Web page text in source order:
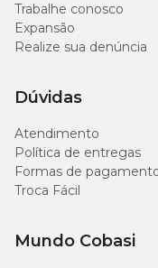
Esse produto não
boa higienização é só
coloque água no
a cama esfregando
do sabão;
espremer toda a
de água, sem torcer
secar em varal na
*Atroca do itempode
Trabalhe conosco
Expansão
Realize sua denúncia
Dúvidas
Atendimento
Política de entregas
Formas de
Troca Fácil
Mundo Cobasi